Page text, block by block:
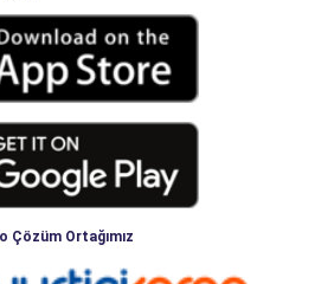
Çözüm Ortağımız